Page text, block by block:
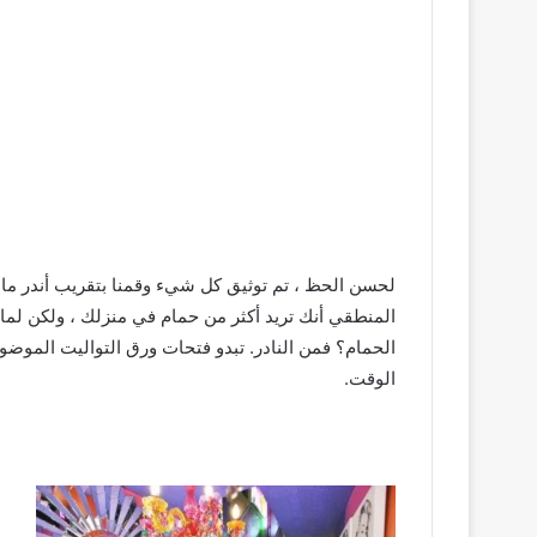
لحسن الحظ ، تم توثيق كل شيء وقمنا بتقريب أندر
المنطقي أنك تريد أكثر من حمام في منزلك ،
الحمام؟ فمن النادر. تبدو فتحات ورق التواليت
الوقت.